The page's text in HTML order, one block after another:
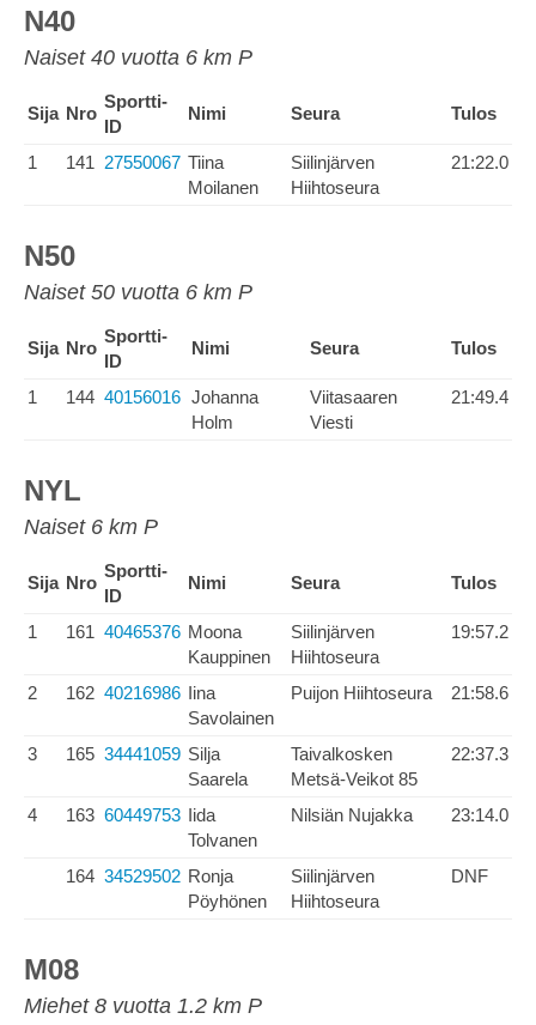
N40
Naiset 40 vuotta 6 km P
Sija Nro
Sportti-
ID
Nimi Seura Tulos
1 141 27550067 Tiina
Moilanen
Siilinjärven
Hiihtoseura
21:22.0
N50
Naiset 50 vuotta 6 km P
Sija Nro
Sportti-
ID
Nimi Seura Tulos
1 144 40156016 Johanna
Holm
Viitasaaren
Viesti
21:49.4
NYL
Naiset 6 km P
Sija Nro
Sportti-
ID
Nimi Seura Tulos
1 161 40465376 Moona
Kauppinen
Siilinjärven
Hiihtoseura
19:57.2
2 162 40216986 Iina
Savolainen
Puijon Hiihtoseura 21:58.6
3 165 34441059 Silja
Saarela
Taivalkosken
Metsä-Veikot 85
22:37.3
4 163 60449753 Iida
Tolvanen
Nilsiän Nujakka 23:14.0
164 34529502 Ronja
Pöyhönen
Siilinjärven
Hiihtoseura
DNF
M08
Miehet 8 vuotta 1.2 km P